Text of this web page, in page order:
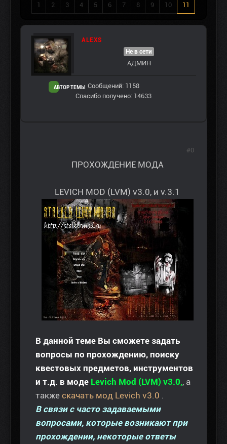
1 2 3 4 5 6 7 8 9 10 11
ALEXS
АВТОР ТЕМЫ
Не в сети
АДМИН
Сообщений: 1158
Спасибо получено: 14633
ПРОХОЖДЕНИЕ МОДА
LEVICH MOD (LVM) v3.0, и v.3.1
В данной теме Вы сможете задать
вопросы по прохождению, поиску
квестовых предметов, инструментов
и т.д. в моде Levich Mod (LVM) v3.0,, а
также скачать мод Levich v3.0 .
В связи с часто задаваемыми
вопросами, которые возникают при
прохождении, некоторые ответы
#0